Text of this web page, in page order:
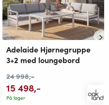
Adelaide Hjørnegruppe
3+2 med loungebord
24 998,-
15 498,-
På lager